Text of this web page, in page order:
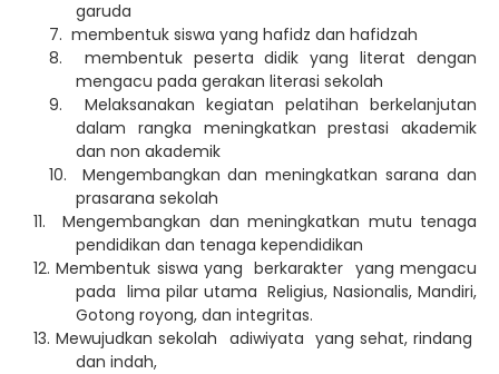
garuda
7. membentuk siswa yang hafidz dan hafidzah
8. membentuk peserta didik yang literat dengan
mengacu pada gerakan literasi sekolah
9. Melaksanakan kegiatan pelatihan berkelanjutan
dalam rangka meningkatkan prestasi akademik
dan non akademik
10. Mengembangkan dan meningkatkan sarana dan
prasarana sekolah
11. Mengembangkan dan meningkatkan mutu tenaga
pendidikan dan tenaga kependidikan
12. Membentuk siswa yang berkarakter yang mengacu
pada lima pilar utama Religius, Nasionalis, Mandiri,
Gotong royong, dan integritas.
13. Mewujudkan sekolah adiwiyata yang sehat, rindang
dan indah,